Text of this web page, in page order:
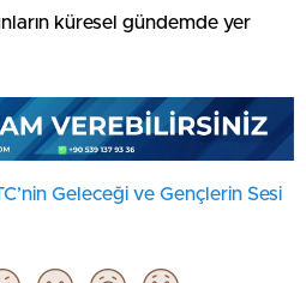
küresel gündemde yer
Geleceği ve Gençlerin Sesi